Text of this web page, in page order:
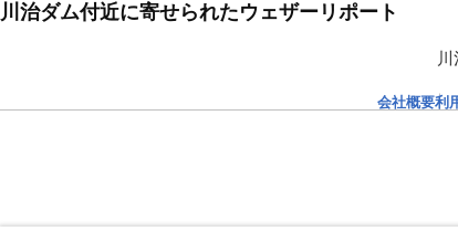
川治ダム付近に寄せられたウェザーリポート
会社概要利